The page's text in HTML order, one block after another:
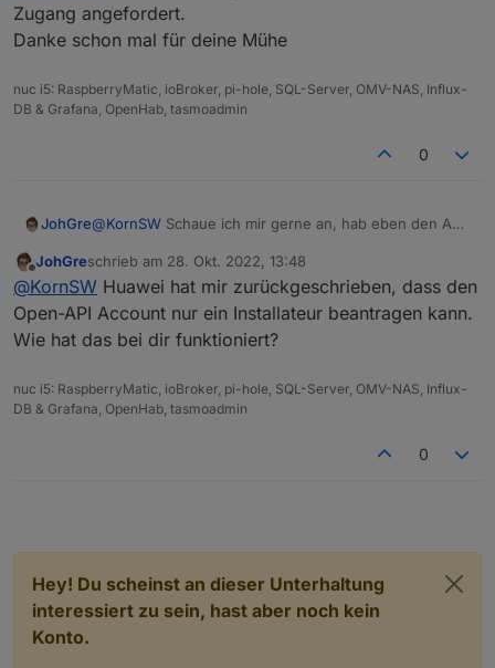
Zugang angefordert.
Danke schon mal für deine Mühe
nuc i5: RaspberryMatic, ioBroker, pi-hole, SQL-Server, OMV-NAS, Influx-
DB & Grafana, OpenHab, tasmoadmin
0
JohGre@KornSW
Danke schon mal für deine Mühe
Offline
JohGreschrieb am 28. Okt. 2022, 13:48
zuletzt editiert von
@KornSW Huawei hat mir zurückgeschrieben, dass den
Open-API Account nur ein Installateur beantragen kann.
Wie hat das bei dir funktioniert?
nuc i5: RaspberryMatic, ioBroker, pi-hole, SQL-Server, OMV-NAS, Influx-
DB & Grafana, OpenHab, tasmoadmin
0
Hey! Du scheinst an dieser Unterhaltung
interessiert zu sein, hast aber noch kein
Konto.